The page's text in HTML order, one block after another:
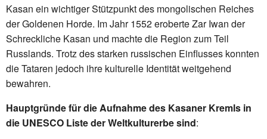
Kasan ein wichtiger Stützpunkt des mongolischen Reiches
der Goldenen Horde. Im Jahr 1552 eroberte Zar Iwan der
Schreckliche Kasan und machte die Region zum Teil
Russlands. Trotz des starken russischen Einflusses konnten
die Tataren jedoch ihre kulturelle Identität weitgehend
bewahren.
Hauptgründe für die Aufnahme des Kasaner Kremls in
die UNESCO Liste der Weltkulturerbe sind: